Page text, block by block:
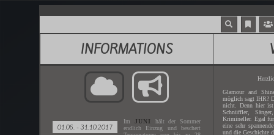
INFORMATIONS
01.06. - 31.10.2017
Im JUNI
hält der Sommer
endlich Einzug und beschert
Glamour and
möglich sagt IHR?
nicht. Denn hier
Schnüffler,
Krimineller. Egal
eine sehr
und die Geschichte